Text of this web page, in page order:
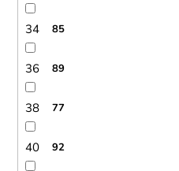
34 85
36 89
38 77
40 92